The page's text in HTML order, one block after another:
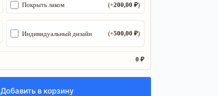
Покрыть лаком (+200,00 ₽)
Индивидуальный дизайн (+500,00 ₽)
0 ₽
Добавить в корзину